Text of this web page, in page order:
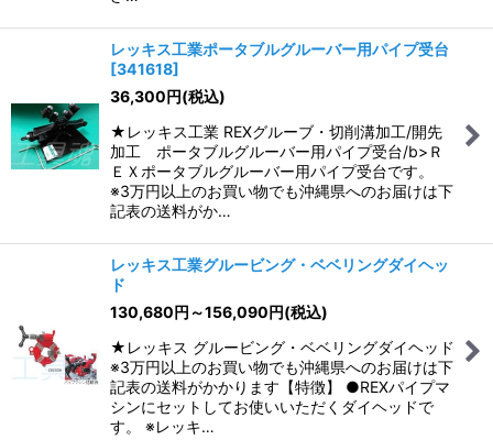
レッキス工業ポータブルグルーバー用パイプ受台
[341618]
36,300円(税込)
★レッキス工業 REXグルーブ・切削溝加工/開先
加工 ポータブルグルーバー用パイプ受台/b>Ｒ
ＥＸポータブルグルーバー用パイプ受台です。
※3万円以上のお買い物でも沖縄県へのお届けは下
記表の送料がか…
レッキス工業グルービング・ベベリングダイヘッ
ド
130,680円 ～156,090円(税込)
★レッキス グルービング・ベベリングダイヘッド
※3万円以上のお買い物でも沖縄県へのお届けは下
記表の送料がかかります【特徴】 ●REXパイプマ
シンにセットしてお使いいただくダイヘッドで
す。 ※レッキ…